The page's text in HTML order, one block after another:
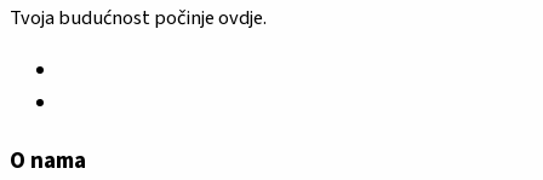
Tvoja budućnost počinje ovdje.
O nama